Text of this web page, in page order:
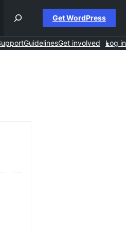
Get WordPress
GuidelinesGet involved Log in